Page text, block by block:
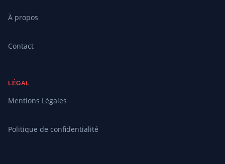
À propos
Contact
LÉGAL
Mentions Légales
Politique de confidentialité